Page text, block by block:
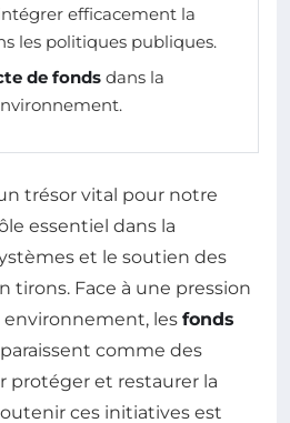
efficacement la
les politiques publiques.
de fonds dans la
trésor vital pour notre
essentiel dans la
et le soutien des
tirons. Face à une pression
les fonds
comme des
protéger et restaurer la
ces initiatives est